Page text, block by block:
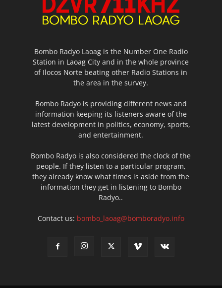
Bombo Radyo Laoag is the Number One Radio
Station in Laoag City and in the whole province
of Ilocos Norte beating other Radio Stations in
the area in the survey.
Bombo Radyo is providing different news and
information keeping its listeners aware of the
latest development in politics, economy, sports,
and entertainment.
Bombo Radyo is also considered the clock of the
people. If they listen to a particular program,
they already know what times is aside from the
information they get in listening to Bombo
Radyo..
Contact us: bombo_laoag@bomboradyo.info